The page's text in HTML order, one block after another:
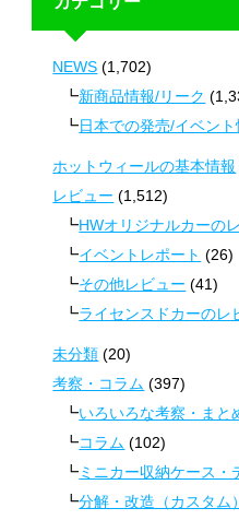
NEWS (1,702)
新商品情報/リーク
日本での発売/イベント
ホットウィールの基本情報
レビュー (1,512)
HWオリジナルカーの
イベントレポート (26)
その他レビュー (41)
ライセンスドカーのレ
未分類 (20)
考察・コラム (397)
いろいろな考察・まと
コラム (102)
ミニカー収納ケース・
分解・改造（カスタム